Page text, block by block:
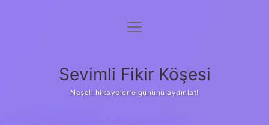
Anasayfa
Yasal Uyarı
menüyü
Sevimli Fikir Köşesi
Neşeli hikayelerle gününü aydınlat!